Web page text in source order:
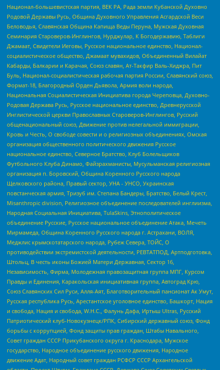
Национал-большевистская партия, ВЕК РА, Рада земли Кубанской Духовно
Родовой Державы Русь, Община Духовного Управления Асгардской Веси
Беловодья, Славянская Община Капища Веды Перуна, Мужская Духовная
Семинария Староверов-Инглингов, Нурджулар, К Богодержавию, Таблиги
Джамаат, Свидетели Иеговы, Русское национальное единство, Национал-
социалистическое общество, Джамаат мувахидов, Объединенный Вилайат
Кабарды, Балкарии и Карачая, Союз славян, Ат-Такфир Валь-Хиджра, Пит
Буль, Национал-социалистическая рабочая партия России, Славянский союз,
Формат-18, Благородный Орден Дьявола, Армия воли народа,
Национальная Социалистическая Инициатива города Череповца, Духовно-
Родовая Держава Русь, Русское национальное единство, Древнерусской
Инглистической церкви Православных Староверов-Инглингов, Русский
общенациональный союз, Движение против нелегальной иммиграции,
Кровь и Честь, О свободе совести и о религиозных объединениях, Омская
организация общественного политического движения Русское
национальное единство, Северное Братство, Клуб Болельщиков
Футбольного Клуба Динамо, Файзрахманисты, Мусульманская религиозная
организация п. Боровский, Община Коренного Русского народа
Щелковского района, Правый сектор, УНА - УНСО, Украинская
повстанческая армия, Тризуб им. Степана Бандеры, Братство, Белый Крест,
Misanthropic division, Религиозное объединение последователей инглиизма,
Народная Социальная Инициатива, TulaSkins, Этнополитическое
объединение Русские, Русское национальное объединение Атака, Мечеть
Мирмамеда, Община Коренного Русского народа г. Астрахани, ВОЛЯ,
Меджлис крымскотатарского народа, Рубеж Севера, ТОЙС, О
противодействии экстремистской деятельности, РЕВТАТПОД, Артподготовка,
Штольц, В честь иконы Божией Матери Державная, Сектор 16,
Независимость, Фирма, Молодежная правозащитная группа МПГ, Курсом
Правды и Единения, Каракольская инициативная группа, Автоград Крю,
Союз Славянских Сил Руси, Алля-Аят, Благотворительный пансионат Ак Умут,
Русская республика Русь, Арестантское уголовное единство, Башкорт, Нация
и свобода, Нация и свобода, W.H.С., Фалунь Дафа, Иртыш Ultras, Русский
Патриотический клуб-Новокузнецк/РПК, Сибирский державный союз, Фонд
борьбы с коррупцией, Фонд защиты прав граждан, Штабы Навального,
Совет граждан СССР Прикубанского округа г. Краснодара, Мужское
государство, Народное объединение русского движения, Народное
движение Адат, Народный совет граждан РСФСР СССР Архангельской